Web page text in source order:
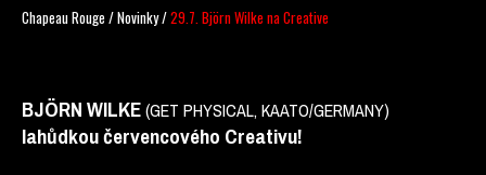
Chapeau Rouge /Novinky/29.7. Björn Wilke na Creative
BJÖRN WILKE(GET PHYSICAL, KAATO/GERMANY)
lahůdkou červencového Creativu!